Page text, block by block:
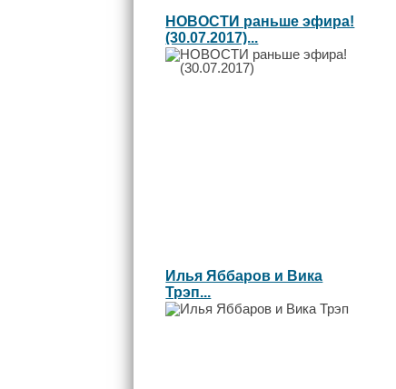
НОВОСТИ раньше эфира!
(30.07.2017)...
Илья Яббаров и Вика
Трэп...